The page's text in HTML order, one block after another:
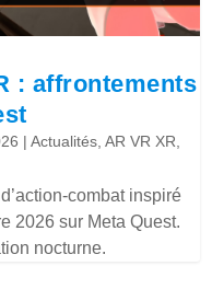
: affrontements
|Actualités ,AR VR XR
combat inspiré
2026 sur Meta Quest.
nocturne.